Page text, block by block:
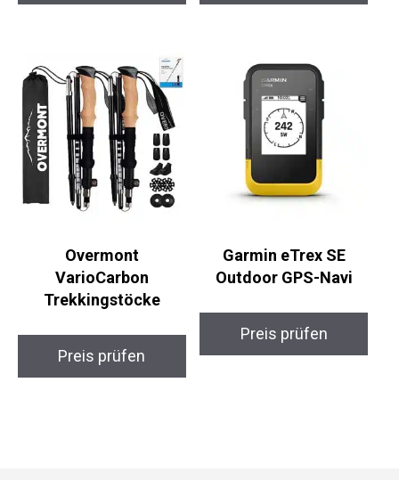
Overmont
VarioCarbon
Trekkingstöcke
Preis prüfen
Garmin eTrex SE
Outdoor GPS-Navi
Preis prüfen